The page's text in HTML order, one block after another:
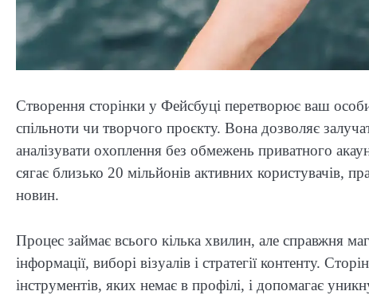
Створення сторінки у Фейсбуці перетворює ваш
спільноти чи творчого проєкту. Вона дозволяє
аналізувати охоплення без обмежень приватного
сягає близько 20 мільйонів активних користувачів,
новин.
Процес займає всього кілька хвилин, але справжня
інформації, виборі візуалів і стратегії контенту.
інструментів, яких немає в профілі, і допомагає